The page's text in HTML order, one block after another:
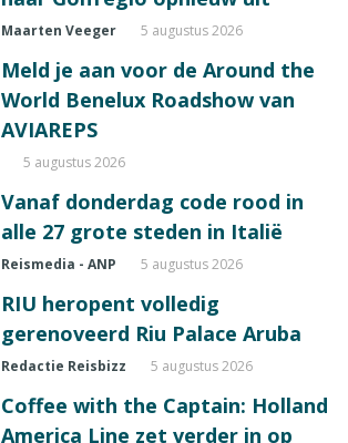
Maarten Veeger 5 augustus 2026
Meld je aan voor de Around the
World Benelux Roadshow van
AVIAREPS
5 augustus 2026
Vanaf donderdag code rood in
alle 27 grote steden in Italië
Reismedia - ANP 5 augustus 2026
RIU heropent volledig
gerenoveerd Riu Palace Aruba
Redactie Reisbizz 5 augustus 2026
Coffee with the Captain: Holland
America Line zet verder in op